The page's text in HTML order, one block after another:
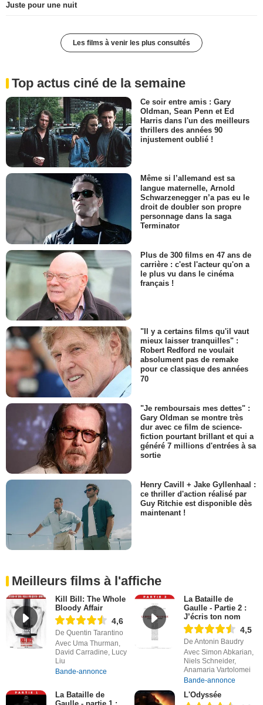
Juste pour une nuit
Les films à venir les plus consultés
Top actus ciné de la semaine
Ce soir entre amis : Gary
Oldman, Sean Penn et Ed
Harris dans l'un des meilleurs
thrillers des années 90
injustement oublié !
Même si l’allemand est sa
langue maternelle, Arnold
Schwarzenegger n’a pas eu le
droit de doubler son propre
personnage dans la saga
Terminator
Plus de 300 films en 47 ans de
carrière : c'est l'acteur qu'on a
le plus vu dans le cinéma
français !
"Il y a certains films qu'il vaut
mieux laisser tranquilles" :
Robert Redford ne voulait
absolument pas de remake
pour ce classique des années
70
"Je remboursais mes dettes" :
Gary Oldman se montre très
dur avec ce film de science-
fiction pourtant brillant et qui a
généré 7 millions d'entrées à sa
sortie
Henry Cavill + Jake Gyllenhaal :
ce thriller d'action réalisé par
Guy Ritchie est disponible dès
maintenant !
Meilleurs films à l'affiche
Kill Bill: The Whole
Bloody Affair
4,6
De Quentin Tarantino
Avec Uma Thurman,
David Carradine, Lucy
Liu
Bande-annonce
La Bataille de
Gaulle - Partie 2 :
J’écris ton nom
4,5
De Antonin Baudry
Avec Simon Abkarian,
Niels Schneider,
Anamaria Vartolomei
Bande-annonce
La Bataille de
L'Odyssée